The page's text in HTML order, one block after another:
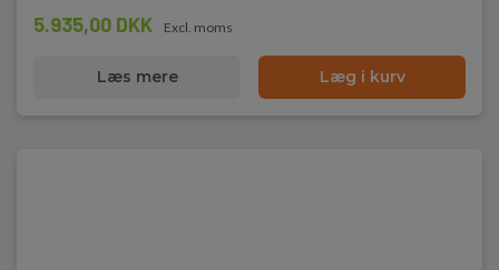
5.935,00 DKK Excl. moms
Læs mere Læg i kurv